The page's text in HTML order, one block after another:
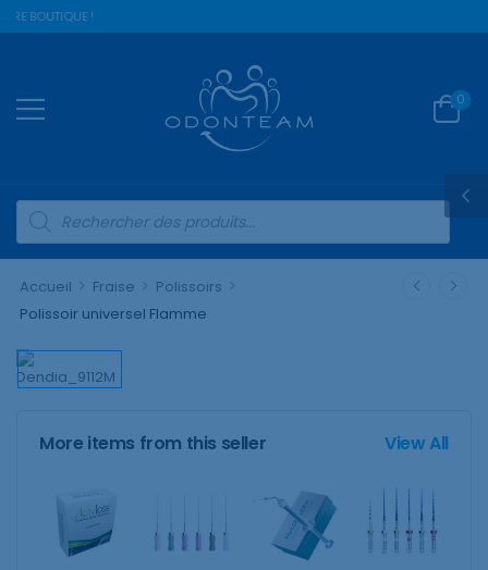
BOUTIQUE !
0
Accueil > Fraise > Polissoirs >
Polissoir universel Flamme
More items from this seller View All